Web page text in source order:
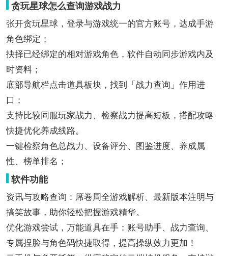
贪玩星球怎么查询游戏战力
张开贪玩星球，登录与游戏统一的官方账号，达成手游
角色绑定；
抉择已经绑定的相对游戏角色，软件自动同步游戏内及
时资料；
底部导航栏点击道具板块，找到「战力查询」作用进
口；
支持比较同服玩家战力、检察战力提高短板，搭配攻略
快捷优化养成线路。
一键检察角色总战力、设备评分、图鉴进度、养成属
性、榜单排名；
软件功能
资讯与攻略查询：席卷周全游戏解析、最新版本注明与
搞笑故事，助你轻松把握游戏精华。
优化游戏尝试，万能道具在手：账号助手、战力查询、
专属捏脸与角色码快捷取得，提高操纵效力更加！